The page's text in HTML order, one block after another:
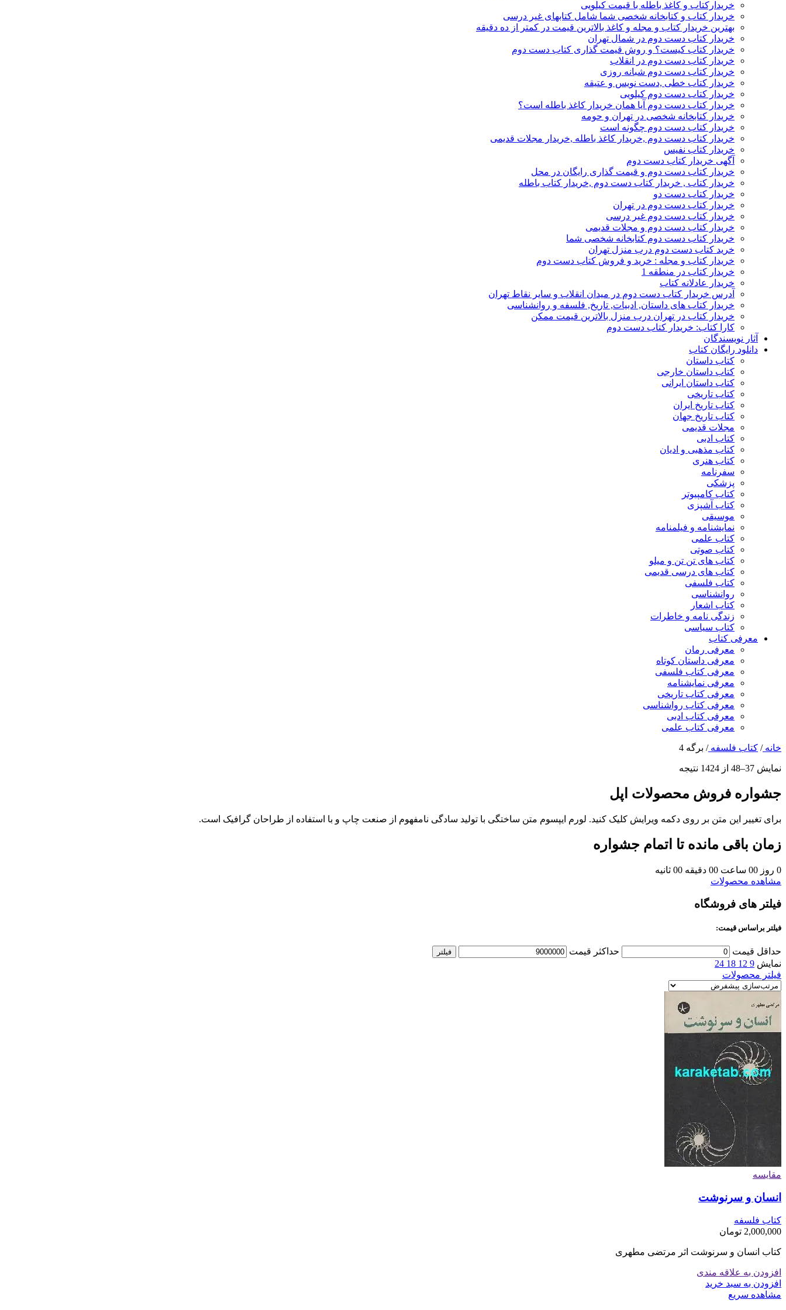
خریدارکتاب و کاغذ باطله با قیمت کیلویی
خریدار کتاب و کتابخانه شخصی شما شامل کتابهای غیر درسی
بهترین خریدار کتاب و مجله و کاغذ بالاترین قیمت در کمتر از ده دقیقه
خریدار کتاب دست دوم در شمال تهران
خریدار کتاب کیست؟ و روش قیمت گذاری کتاب دست دوم
خریدار کتاب دست دوم در انقلاب
خریدار کتاب دست دوم شبانه روزی
خریدار کتاب خطی ,دست نویس و عتیقه
خریدار کتاب دست دوم کیلویی
خریدار کتاب دست دوم آیا همان خریدار کاغذ باطله است؟
خریدار کتابخانه شخصی در تهران و حومه
خریدار کتاب دست دوم چگونه است
خریدار کتاب دست دوم ,خریدار کاغذ باطله ,خریدار مجلات قدیمی
خریدار کتاب نفیس
آگهی خریدار کتاب دست دوم
خریدار کتاب دست دوم و قیمت گذاری رایگان در محل
خریدار کتاب , خریدار کتاب دست دوم ,خریدار کتاب باطله
خریدار کتاب دست دو
خریدار کتاب دست دوم در تهران
خریدار کتاب دست دوم غیر درسی
خریدار کتاب دست دوم و مجلات قدیمی
خریدار کتاب دست دوم کتابخانه شخصی شما
خرید کتاب دست دوم درب منزل تهران
خریدار کتاب و مجله : خرید و فروش کتاب دست دوم
خریدار کتاب در منطقه 1
خریدار عادلانه کتاب
آدرس خریدار کتاب دست دوم در میدان انقلاب و سایر نقاط تهران
خریدار کتاب های داستان, ادبیات, تاریخ, فلسفه و روانشناسی
خریدار کتاب در تهران درب منزل بالاترین قیمت ممکن
کارا کتاب: خریدار کتاب دست دوم
آثار نویسندگان
دانلود رایگان کتاب
کتاب داستان
کتاب داستان خارجی
کتاب داستان ایرانی
کتاب تاریخی
کتاب تاریخ ایران
کتاب تاریخ جهان
مجلات قدیمی
کتاب ادبی
کتاب مذهبی و ادیان
کتاب هنری
سفرنامه
پزشکی
کتاب کامپیوتر
کتاب آشپزی
موسیقی
نمایشنامه و فیلمنامه
کتاب علمی
کتاب صوتی
کتاب های تن تن و میلو
کتاب های درسی قدیمی
کتاب فلسفی
روانشناسی
کتاب اشعار
زندگی نامه و خاطرات
کتاب سیاسی
معرفی کتاب
معرفی رمان
معرفی داستان کوتاه
معرفی کتاب فلسفی
معرفی نمایشنامه
معرفی کتاب تاریخی
معرفی کتاب رواشناسی
معرفی کتاب ادبی
معرفی کتاب علمی
خانه/ کتاب فلسفه/ برگه 4
نمایش 37–48 از 1424 نتیجه
جشواره فروش محصولات اپل
برای تغییر این متن بر روی دکمه ویرایش کلیک کنید. لورم ایپسوم متن ساختگی با تولید سادگی نامفهوم از صنعت چاپ و با استفاده از طراحان گرافیک است.
زمان باقی مانده تا اتمام جشواره
0 روز 00 ساعت 00 دقیقه 00 ثانیه
مشاهده محصولات
فیلتر های فروشگاه
فیلتر براساس قیمت:
حداقل قیمت حداکثر قیمت فیلتر
نمایش 9
12
18
24
فیلتر محصولات
مقایسه
انسان و سرنوشت
کتاب فلسفه
2,000,000 تومان
کتاب انسان و سرنوشت اثر مرتضی مطهری
افزودن به علاقه مندی
افزودن به سبد خرید
مشاهده سریع